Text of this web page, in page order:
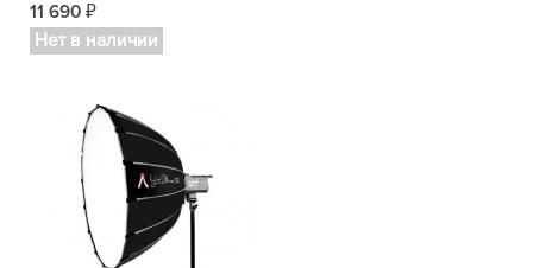
11 690 ₽
Нет в наличии